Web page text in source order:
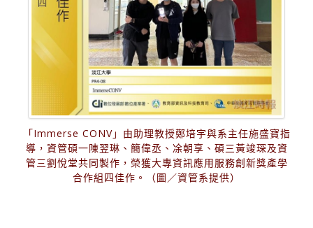
「Immerse CONV」由助理教授鄭培宇與系主任施盛寶指
導，資管碩一陳翌琳、簡偉丞、凃朝享、碩三黃竣琛及資
管三劉悅堂共同製作，榮獲大專資訊應用服務創新獎產學
合作組四佳作。（圖／資管系提供）